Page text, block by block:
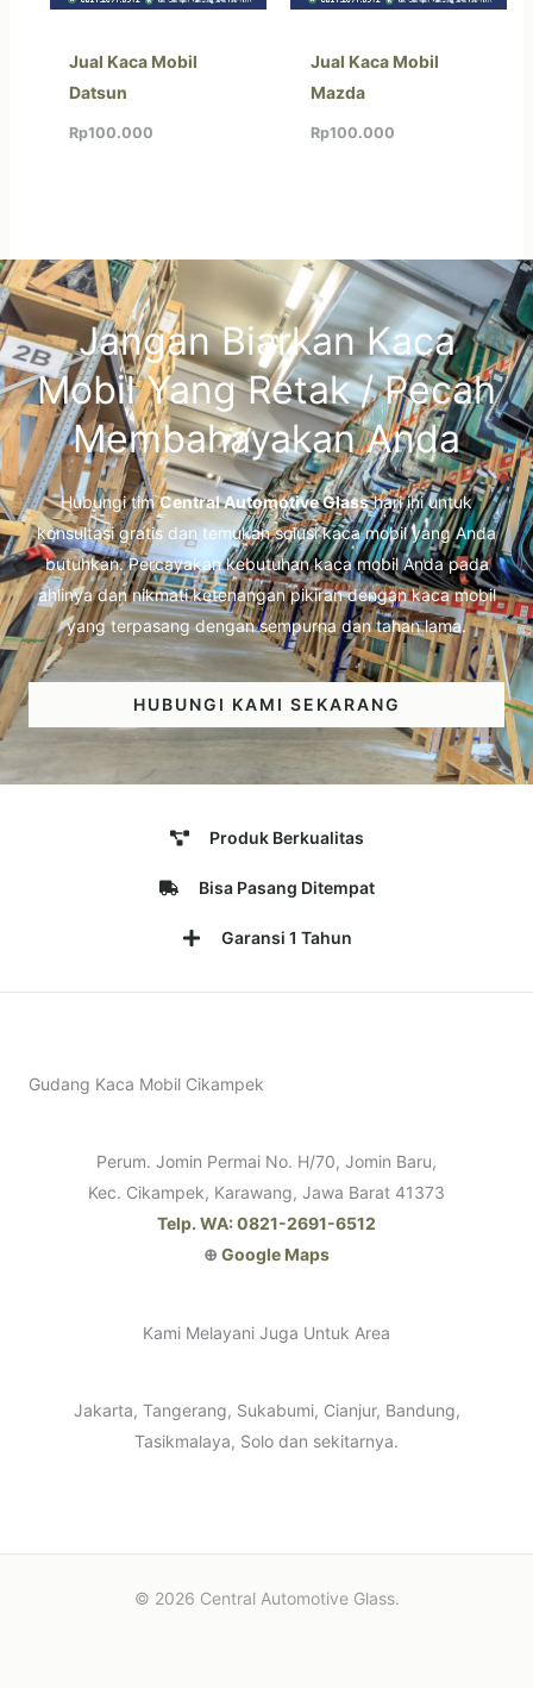
Jual Kaca Mobil
Datsun
Rp100.000
Jual Kaca Mobil
Mazda
Rp100.000
Jangan Biarkan Kaca
Mobil Yang Retak / Pecah
Membahayakan Anda
Hubungi timCentral Automotive Glasshari ini untuk
konsultasi gratis dan temukan solusi kaca mobil yang Anda
butuhkan. Percayakan kebutuhan kaca mobil Anda pada
ahlinya dan nikmati ketenangan pikiran dengan kaca mobil
yang terpasang dengan sempurna dan tahan lama.
HUBUNGI KAMI SEKARANG
Produk Berkualitas
Bisa Pasang Ditempat
Garansi 1 Tahun
Gudang Kaca Mobil Cikampek
Perum. Jomin Permai No. H/70, Jomin Baru,
Kec. Cikampek, Karawang, Jawa Barat 41373
Telp. WA: 0821-2691-6512
⊕ Google Maps
Kami Melayani Juga Untuk Area
Jakarta, Tangerang, Sukabumi, Cianjur, Bandung,
Tasikmalaya, Solo dan sekitarnya.
© 2026 Central Automotive Glass.